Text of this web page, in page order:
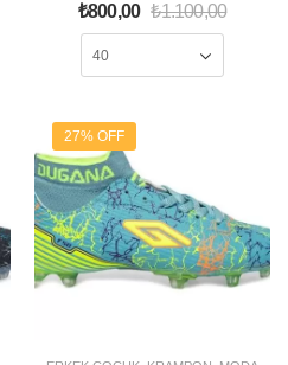
₺800,00 ₺1.100,00
27% OFF